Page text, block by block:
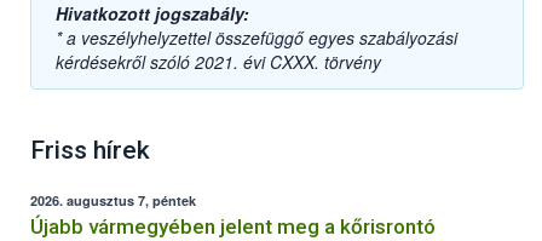
Hivatkozott jogszabály:
* a veszélyhelyzettel összefüggő egyes szabályozási
kérdésekről szóló 2021. évi CXXX. törvény
Friss hírek
2026. augusztus 7, péntek
Újabb vármegyében jelent meg a kőrisrontó